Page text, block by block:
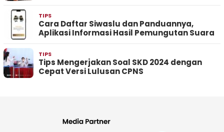
TIPS
Cara Daftar Siwaslu dan Panduannya,
Aplikasi Informasi Hasil Pemungutan Suara
TIPS
Tips Mengerjakan Soal SKD 2024 dengan
Cepat Versi Lulusan CPNS